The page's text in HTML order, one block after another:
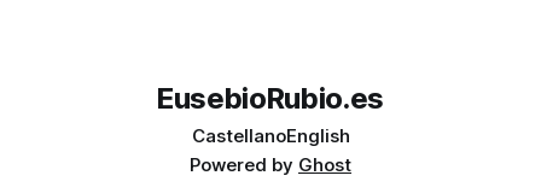
EusebioRubio.es
CastellanoEnglish
Powered by Ghost